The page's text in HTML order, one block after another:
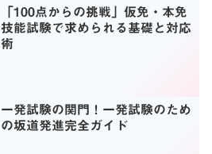
「100点からの挑戦」仮免・本免
技能試験で求められる基礎と対応
術
一発試験の関門！一発試験のため
の坂道発進完全ガイド